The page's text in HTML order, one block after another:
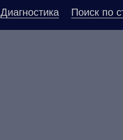
Диагностика Поиск по